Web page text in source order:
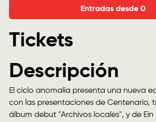
Entradas desde 0
Tickets
Descripción
El ciclo anomalía presenta una nueva
con las presentaciones de Centenario,
álbum debut "Archivos locales", y de